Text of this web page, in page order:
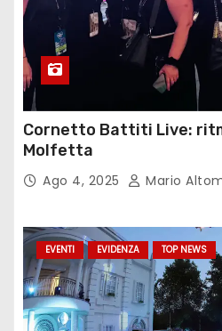
Cornetto Battiti Live:
Molfetta
Ago 4, 2025 Mario
EVENTI EVIDENZA TOP NEWS